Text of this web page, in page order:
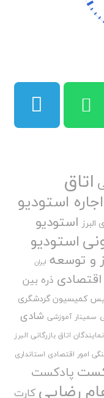
اتاق
اجاره استودیو
البرز استودیو
استودیو
و توسعه ایران
ذره بین
کمیسیون گردشگری
سمینار آموزشی شادی
اتاق بازرگانی البرز
امور اقتصادی استانداری
پادکست
رضایی کارت